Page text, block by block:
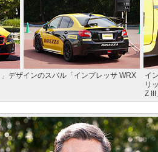
」デザインのスバル「インプレッサ WRX
イ
リ
Z